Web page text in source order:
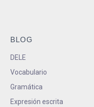
BLOG
DELE
Vocabulario
Gramática
Expresión escrita